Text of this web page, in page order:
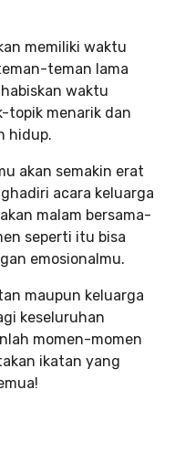
memiliki waktu
teman lama
waktu
topik menarik dan
hidup.
akan semakin erat
acara keluarga
malam bersama-
seperti itu bisa
emosionalmu.
maupun keluarga
keseluruhan
momen-momen
ikatan yang